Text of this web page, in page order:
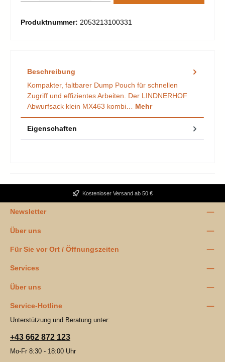
Produktnummer: 2053213100331
Beschreibung
Kompakter, faltbarer Dump Pouch für schnellen
Zugriff und effizientes Arbeiten. Der LINDNERHOF
Abwurfsack klein MX463 kombi… Mehr
Eigenschaften
Kostenloser Versand ab 50 €
Newsletter
Über uns
Für Sie vor Ort / Öffnungszeiten
Services
Über uns
Service-Hotline
Unterstützung und Beratung unter:
+43 662 872 123
Mo-Fr 8:30 - 18:00 Uhr